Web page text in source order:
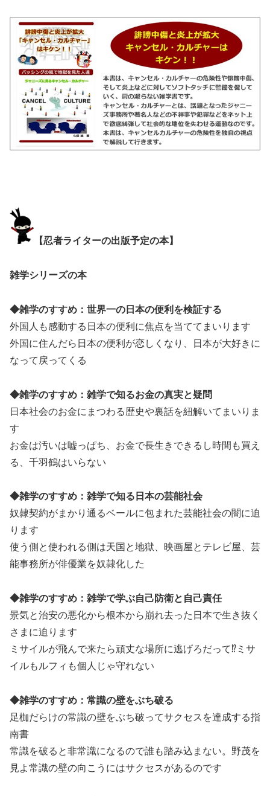
【忍者ライターの出版予定の本】
雑学シリーズの本
◆雑学のすすめ：世界一の日本の便利を検証する
外国人も感動する日本の便利に焦点を当ててまいります
外国に住んだら日本の便利が恋しくなり、日本が大好きに
なって戻ってくる
◆雑学のすすめ：雑学で知るお金の真実と疑問
日本社会のお金にまつわる歴史や裏話を紐解いてまいりま
す
お金は汚いは嘘っぱち、お金で長生きできるし時間も買え
る、千羽鶴はいらない
◆雑学のすすめ：雑学で知る日本の芸能社会
奴隷契約がまかり通るベールに包まれた芸能社会の闇に迫
ります
使う側と使われる側は天国と地獄、映画屋とテレビ屋、芸
能事務所が俳優業を奴隷化した
◆雑学のすすめ：雑学で学ぶ自己防衛と自己責任
景気と治安の悪化から根本から崩れ去った日本で生き抜く
さまに迫ります
ミサイルが飛んで来たら頑丈な場所に逃げろだって⁉ミサ
イルもルフィも個人じゃ守れない
◆雑学のすすめ：常識の壁をぶち破る
足枷だらけの常識の壁をぶち破ってサクセスを達成する指
南書
常識を破ると非常識になるので誰も踏み込まない。野茂を
見よ常識の壁の向こうにはサクセスがあるのです